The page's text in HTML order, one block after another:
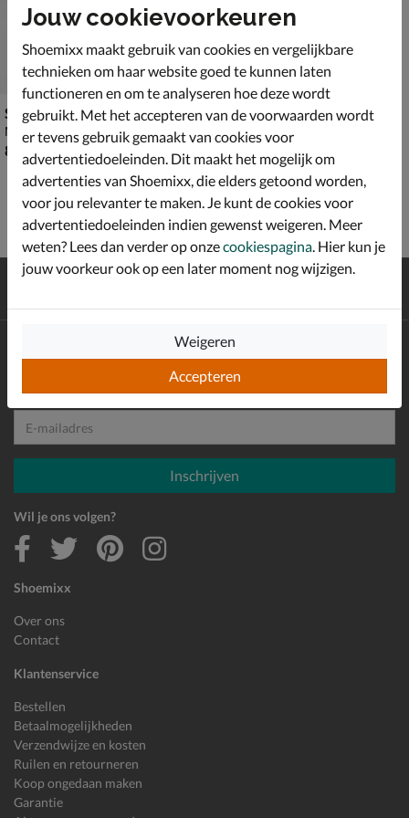
Skechers Retro Lite - Upgrade
Mocassins & loafers - blauw
€ 89,99
89
Gratisverzending en retour*
Shoemixx
Over ons
Contact
Klantenservice
Bestellen
Betaalmogelijkheden
Verzendwijze en kosten
Ruilen en retourneren
Koop ongedaan maken
Garantie
Schrijf je in voor de Shoemixx nieuwsbrief en ontvang €10,-
E-mailadres
Inschrijven
Wil je ons volgen?
Jouw cookievoorkeuren
Shoemixx maakt gebruik van cookies en vergelijkbare
technieken om haar website goed te kunnen laten
functioneren en om te analyseren hoe deze wordt
gebruikt. Met het accepteren van de voorwaarden wordt
er tevens gebruik gemaakt van cookies voor
advertentiedoeleinden. Dit maakt het mogelijk om
advertenties van Shoemixx, die elders getoond worden,
voor jou relevanter te maken. Je kunt de cookies voor
advertentiedoeleinden indien gewenst weigeren. Meer
weten? Lees dan verder op onzecookiespagina. Hier kun je
jouw voorkeur ook op een later moment nog wijzigen.
Accepteren
Weigeren